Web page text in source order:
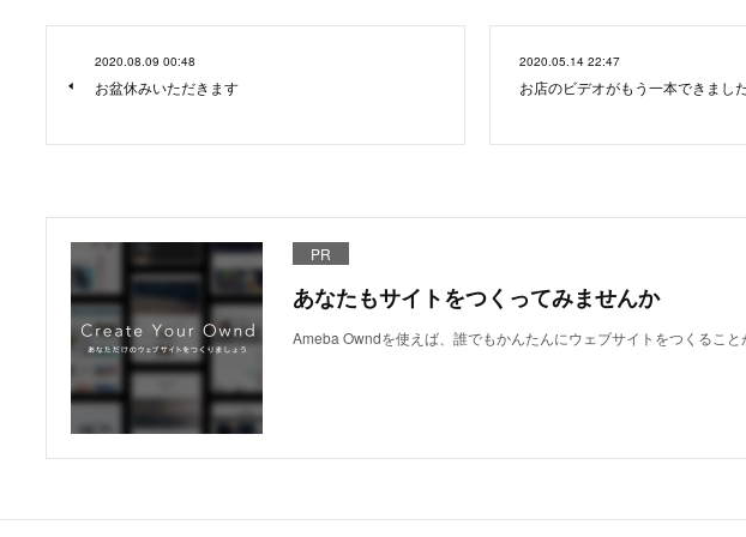
2020.08.09 00:48
お盆休みいただきます
2020.05.14 22:47
お店のビデオがもう一本できまし
PR
あなたもサイトをつくってみませんか
Ameba Owndを使えば、誰でもかんたんにウェブサイトをつくること